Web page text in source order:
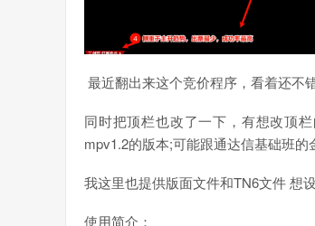
最近翻出来这个竞价程序，看着还不
同时把顶栏也改了一下，有想改顶
mpv1.2的版本;可能跟通达信基础班
我这里也提供版面文件和TN6文件 想
使用简介：